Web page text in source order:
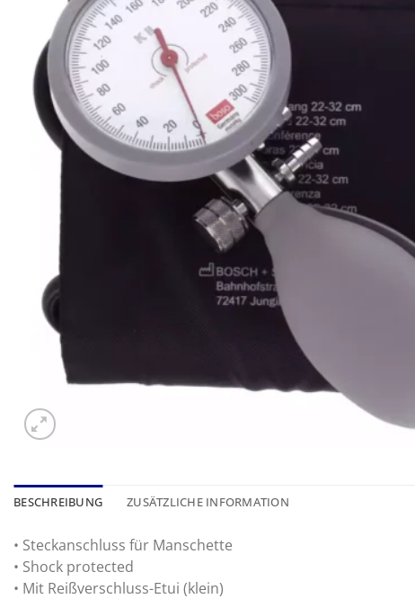
BESCHREIBUNG ZUSÄTZLICHE INFORMATION
• Steckanschluss für Manschette
• Shock protected
• Mit Reißverschluss-Etui (klein)